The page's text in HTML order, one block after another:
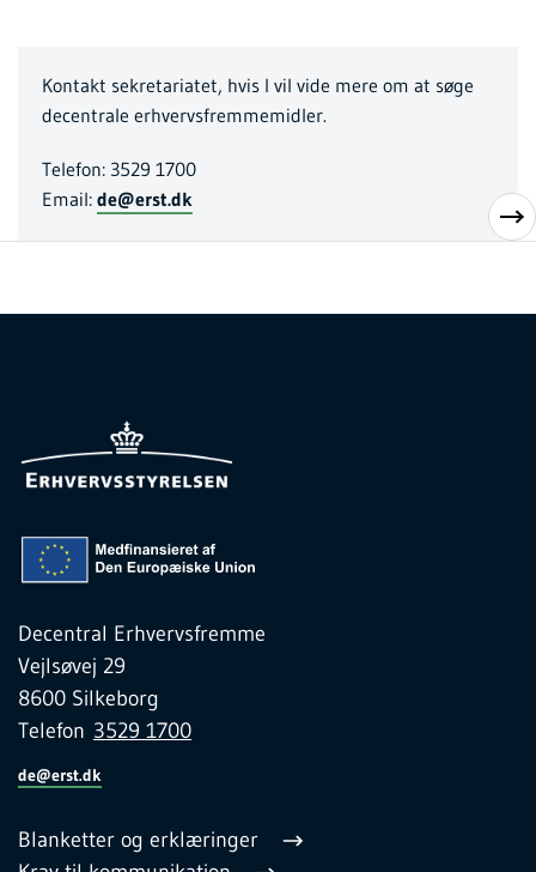
Kontakt sekretariatet, hvis I vil vide mere om at søge
decentrale erhvervsfremmemidler.
Telefon: 3529 1700
Email: de@erst.dk
Decentral Erhvervsfremme
Vejlsøvej 29
8600 Silkeborg
Telefon 3529 1700
de@erst.dk
Blanketter og erklæringer